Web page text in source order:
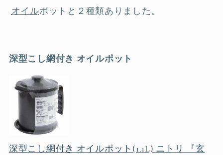
オイルポットと２種類ありました。
深型こし網付き オイルポット
深型こし網付き オイルポット(1.1L) ニトリ 『玄